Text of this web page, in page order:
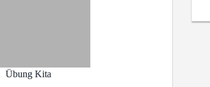
Übung Kita